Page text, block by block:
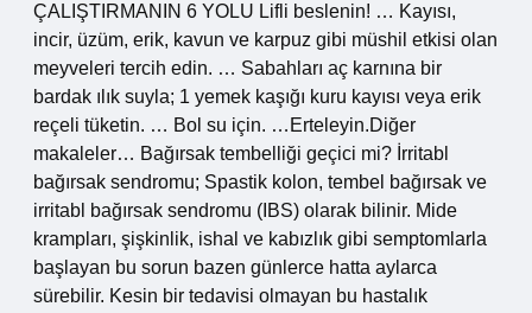
ÇALIŞTIRMANIN 6 YOLU Lifli beslenin! … Kayısı,
incir, üzüm, erik, kavun ve karpuz gibi müshil etkisi olan
meyveleri tercih edin. … Sabahları aç karnına bir
bardak ılık suyla; 1 yemek kaşığı kuru kayısı veya erik
reçeli tüketin. … Bol su için. …Erteleyin.Diğer
makaleler… Bağırsak tembelliği geçici mi? İrritabl
bağırsak sendromu; Spastik kolon, tembel bağırsak ve
irritabl bağırsak sendromu (IBS) olarak bilinir. Mide
krampları, şişkinlik, ishal ve kabızlık gibi semptomlarla
başlayan bu sorun bazen günlerce hatta aylarca
sürebilir. Kesin bir tedavisi olmayan bu hastalık